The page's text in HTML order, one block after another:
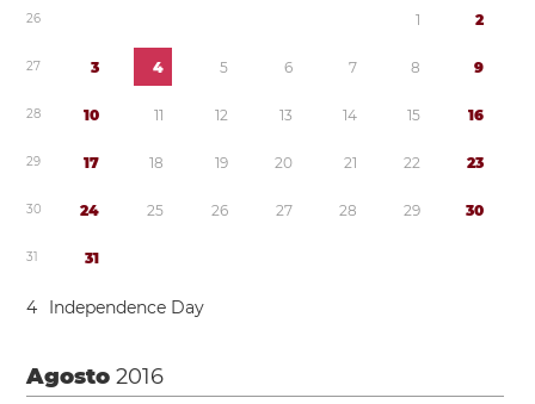
26 1 2
27 3 4 5 6 7 8 9
28 10 11 12 13 14 15 16
29 17 18 19 20 21 22 23
30 24 25 26 27 28 29 30
31 31
4 Independence Day
Agosto2016